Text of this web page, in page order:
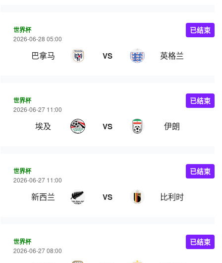
世界杯
2026-06-28 05:00
巴拿马 VS 英格兰
已结束
世界杯
2026-06-27 11:00
埃及 VS 伊朗
已结束
世界杯
2026-06-27 11:00
新西兰 VS 比利时
已结束
世界杯
2026-06-27 08:00
已结束